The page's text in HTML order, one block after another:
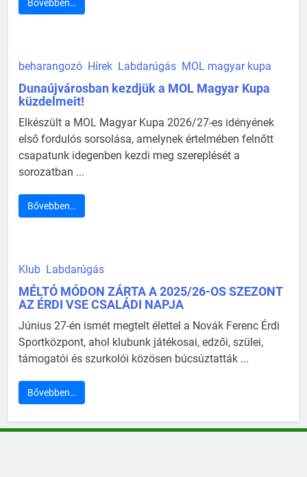
Bővebben…
beharangozó Hírek Labdarúgás MOL magyar kupa
Dunaújvárosban kezdjük a MOL Magyar Kupa
küzdelmeit!
Elkészült a MOL Magyar Kupa 2026/27-es idényének
első fordulós sorsolása, amelynek értelmében felnőtt
csapatunk idegenben kezdi meg szereplését a
sorozatban ...
Bővebben…
Klub Labdarúgás
MÉLTÓ MÓDON ZÁRTA A 2025/26-OS SZEZONT
AZ ÉRDI VSE CSALÁDI NAPJA
Június 27-én ismét megtelt élettel a Novák Ferenc Érdi
Sportközpont, ahol klubunk játékosai, edzői, szülei,
támogatói és szurkolói közösen búcsúztatták ...
Bővebben…